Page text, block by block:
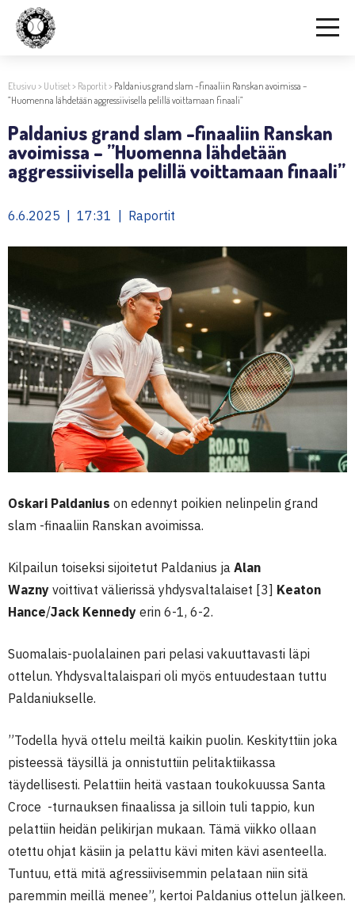
Etusivu > Uutiset> Raportit> Paldanius grand slam -finaaliin Ranskan avoimissa –
”Huomenna lähdetään aggressiivisella pelillä voittamaan finaali”
Paldanius grand slam -finaaliin Ranskan
avoimissa – ”Huomenna lähdetään
aggressiivisella pelillä voittamaan finaali”
6.6.2025 | 17:31 | Raportit
Oskari Paldanius on edennyt poikien nelinpelin grand
slam -finaaliin Ranskan avoimissa.
Kilpailun toiseksi sijoitetut Paldanius ja Alan
Wazny voittivat välierissä yhdysvaltalaiset [3] Keaton
Hance/Jack Kennedy erin 6-1, 6-2.
Suomalais-puolalainen pari pelasi vakuuttavasti läpi
ottelun. Yhdysvaltalaispari oli myös entuudestaan tuttu
Paldaniukselle.
”Todella hyvä ottelu meiltä kaikin puolin. Keskityttiin joka
pisteessä täysillä ja onnistuttiin pelitaktiikassa
täydellisesti. Pelattiin heitä vastaan toukokuussa Santa
Croce -turnauksen finaalissa ja silloin tuli tappio, kun
pelattiin heidän pelikirjan mukaan. Tämä viikko ollaan
otettu ohjat käsiin ja pelattu kävi miten kävi asenteella.
Tuntuu, että mitä agressiivisemmin pelataan niin sitä
paremmin meillä menee”, kertoi Paldanius ottelun jälkeen.